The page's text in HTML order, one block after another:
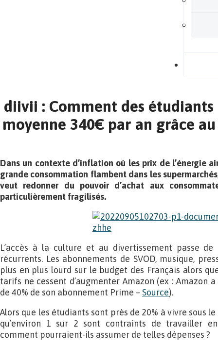
diivii : Comment des
moyenne 340€ par an grâce
Dans un contexte d’inflation où les prix de l’énergie
grande consommation flambent dans les
veut redonner du pouvoir d’achat aux
particulièrement fragilisés.
L’accès à la culture et au divertissement passe
récurrents. Les abonnements de SVOD, musique,
plus en plus lourd sur le budget des Français alors
tarifs ne cessent d’augmenter Amazon (ex : Amazon
de 40% de son abonnement Prime – Source).
Alors que les étudiants sont près de 20% à vivre sous
qu’environ 1 sur 2 sont contraints de travailler
comment pourraient-ils assumer de telles dépenses ?